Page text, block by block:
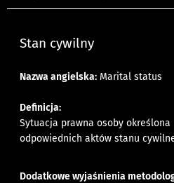
Stan cywilny
Nazwa angielska: Marital status
Definicja:
Sytuacja prawna osoby określona
odpowiednich aktów stanu
Dodatkowe wyjaśnienia